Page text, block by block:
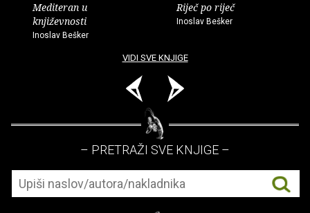
Mediteran u
književnosti
Inoslav Bešker
Riječ po riječ
Inoslav Bešker
VIDI SVE KNJIGE
– PRETRAŽI SVE KNJIGE –